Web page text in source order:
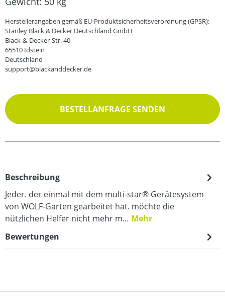
Herstellerangaben gemäß EU-Produktsicherheitsverordnung (GPSR):
Stanley Black & Decker Deutschland GmbH
Black-&-Decker-Str. 40
65510 Idstein
Deutschland
support@blackanddecker.de
BESTELLANFRAGE SENDEN
Beschreibung
Jeder. der einmal mit dem multi-star® Gerätesystem
von WOLF-Garten gearbeitet hat. möchte die
nützlichen Helfer nicht mehr m… Mehr
Bewertungen